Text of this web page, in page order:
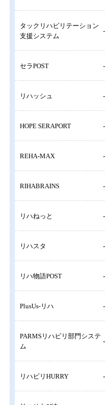
タックリハビリテーション
支援システム
セラPOST
リハッシュ
HOPE SERAPORT
REHA-MAX
RIHABRAINS
リハねっと
リハスタ
リハ物語POST
PlusUs-リハ
PARMSリハビリ部門システ
ム
リハビリHURRY